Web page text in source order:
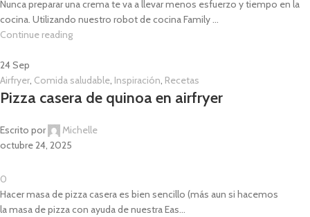
Nunca preparar una crema te va a llevar menos esfuerzo y tiempo en la
cocina. Utilizando nuestro robot de cocina Family ...
Continue reading
24Sep
Airfryer Comida saludable Inspiración Recetas
Pizza casera de quinoa en airfryer
Escrito por
Michelle
octubre 24, 2025
0
Hacer masa de pizza casera es bien sencillo (más aun si hacemos
la masa de pizza con ayuda de nuestra Eas...